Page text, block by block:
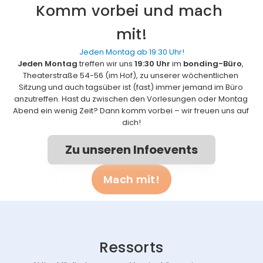
Komm vorbei und mach
mit!
Jeden Montag ab 19:30 Uhr!
Jeden Montag treffen wir uns 19:30 Uhr im bonding-Büro,
Theaterstraße 54-56 (im Hof), zu unserer wöchentlichen
Sitzung und auch tagsüber ist (fast) immer jemand im Büro
anzutreffen. Hast du zwischen den Vorlesungen oder Montag
Abend ein wenig Zeit? Dann komm vorbei – wir freuen uns auf
dich!
Mach mit!
Zu unseren Infoevents
Ressorts